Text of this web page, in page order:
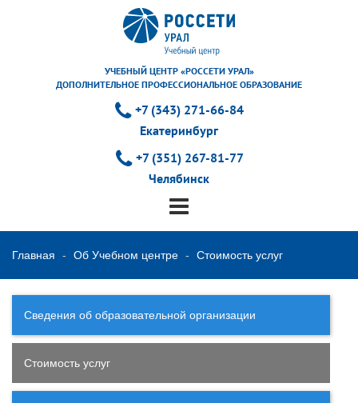
УЧЕБНЫЙ ЦЕНТР «РОССЕТИ УРАЛ»
ДОПОЛНИТЕЛЬНОЕ ПРОФЕССИОНАЛЬНОЕ ОБРАЗОВАНИЕ
+7 (343) 271-66-84
Екатеринбург
+7 (351) 267-81-77
Челябинск
Главная Об Учебном центре Стоимость услуг
Сведения об образовательной организации
Стоимость услуг